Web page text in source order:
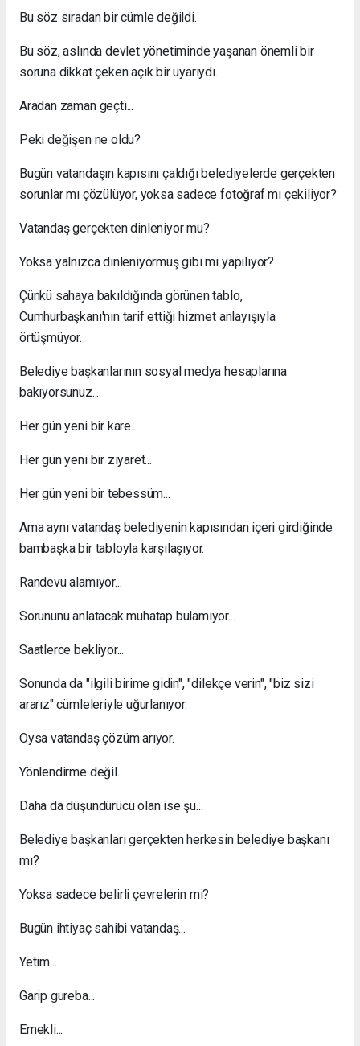
Bu söz sıradan bir cümle değildi.
Bu söz, aslında devlet yönetiminde yaşanan önemli bir
soruna dikkat çeken açık bir uyarıydı.
Aradan zaman geçti...
Peki değişen ne oldu?
Bugün vatandaşın kapısını çaldığı belediyelerde gerçekten
sorunlar mı çözülüyor, yoksa sadece fotoğraf mı çekiliyor?
Vatandaş gerçekten dinleniyor mu?
Yoksa yalnızca dinleniyormuş gibi mi yapılıyor?
Çünkü sahaya bakıldığında görünen tablo,
Cumhurbaşkanı'nın tarif ettiği hizmet anlayışıyla
örtüşmüyor.
Belediye başkanlarının sosyal medya hesaplarına
bakıyorsunuz...
Her gün yeni bir kare...
Her gün yeni bir ziyaret...
Her gün yeni bir tebessüm...
Ama aynı vatandaş belediyenin kapısından içeri girdiğinde
bambaşka bir tabloyla karşılaşıyor.
Randevu alamıyor...
Sorununu anlatacak muhatap bulamıyor...
Saatlerce bekliyor...
Sonunda da "ilgili birime gidin", "dilekçe verin", "biz sizi
ararız" cümleleriyle uğurlanıyor.
Oysa vatandaş çözüm arıyor.
Yönlendirme değil.
Daha da düşündürücü olan ise şu...
Belediye başkanları gerçekten herkesin belediye başkanı
mı?
Yoksa sadece belirli çevrelerin mi?
Bugün ihtiyaç sahibi vatandaş...
Yetim...
Garip gureba...
Emekli...